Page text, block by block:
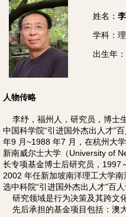
姓名：
学科：
出生年：
人物传略
李纾，福州人，研究员，博士
中国科学院“引进国外杰出人才”
年9 月~1988 年7 月，在杭州大
新南威尔士大学（University of
长专项基金博士后研究员，1997
2002 年任新加坡南洋理工大学
选中科院“引进国外杰出人才”百
研究领域是行为决策及其跨文
先后承担的基金项目包括：澳